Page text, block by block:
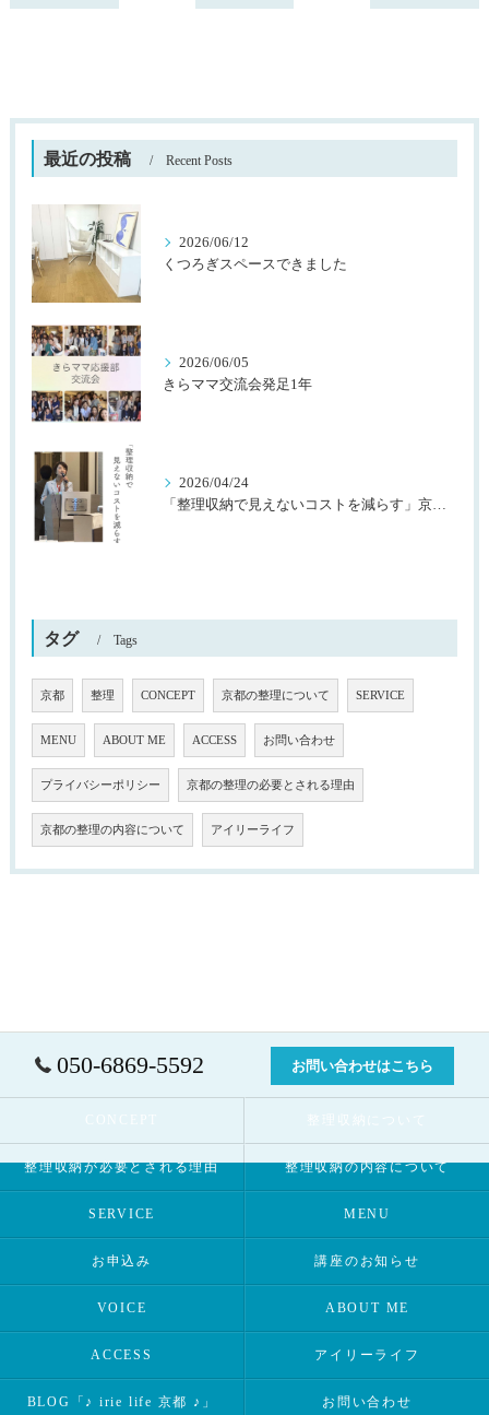
最近の投稿 Recent Posts
2026/06/12
くつろぎスペースできました
2026/06/05
きらママ交流会発足1年
2026/04/24
「整理収納で見えないコストを減らす」京都桂川ロータリークラブ様主催
タグ Tags
京都 整理 CONCEPT 京都の整理について SERVICE
MENU ABOUT ME ACCESS お問い合わせ
プライバシーポリシー 京都の整理の必要とされる理由
京都の整理の内容について アイリーライフ
050-6869-5592 お問い合わせはこちら
CONCEPT 整理収納について
整理収納が必要とされる理由 整理収納の内容について
SERVICE MENU
お申込み 講座のお知らせ
VOICE ABOUT ME
ACCESS アイリーライフ
BLOG「♪ irie life 京都 ♪」 お問い合わせ